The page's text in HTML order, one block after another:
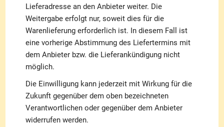
Lieferadresse an den Anbieter weiter. Die
Weitergabe erfolgt nur, soweit dies für die
Warenlieferung erforderlich ist. In diesem Fall ist
eine vorherige Abstimmung des Liefertermins mit
dem Anbieter bzw. die Lieferankündigung nicht
möglich.
Die Einwilligung kann jederzeit mit Wirkung für die
Zukunft gegenüber dem oben bezeichneten
Verantwortlichen oder gegenüber dem Anbieter
widerrufen werden.